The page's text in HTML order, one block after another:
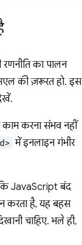
का पालन
की ज़रूरत हो. इस
करना संभव नहीं
में इनलाइन गंभीर
JavaScript बंद
करता है, यह बहस
चाहिए. भले ही,